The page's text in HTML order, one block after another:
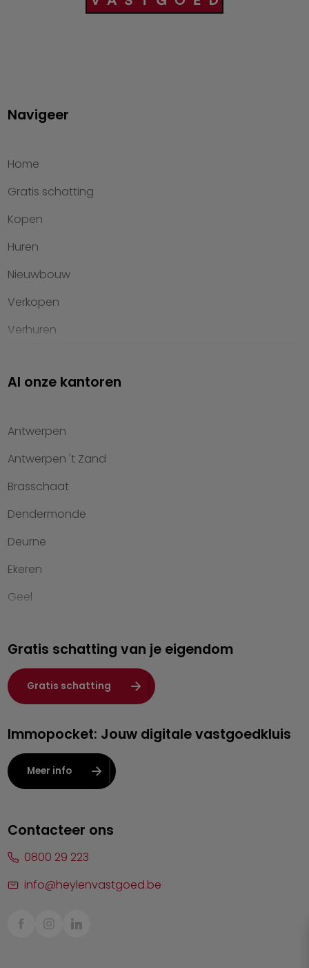
Navigeer
Home
Gratis schatting
Kopen
Huren
Nieuwbouw
Verkopen
Verhuren
Property management
Kennis van wonen
Kantoren
Veelgestelde vragen
Werken bij Heylen Vastgoed
Contact
Al onze kantoren
Antwerpen
Antwerpen 't Zand
Brasschaat
Dendermonde
Deurne
Ekeren
Geel
Hasselt
Heist-op-den-Berg
Herentals
Kalmthout
Leuven
Lier
Sint-Truiden
Gratis schatting van je eigendom
Gratis schatting
Immopocket: Jouw digitale vastgoedkluis
Meer info
Contacteer ons
0800 29 223
info@heylenvastgoed.be